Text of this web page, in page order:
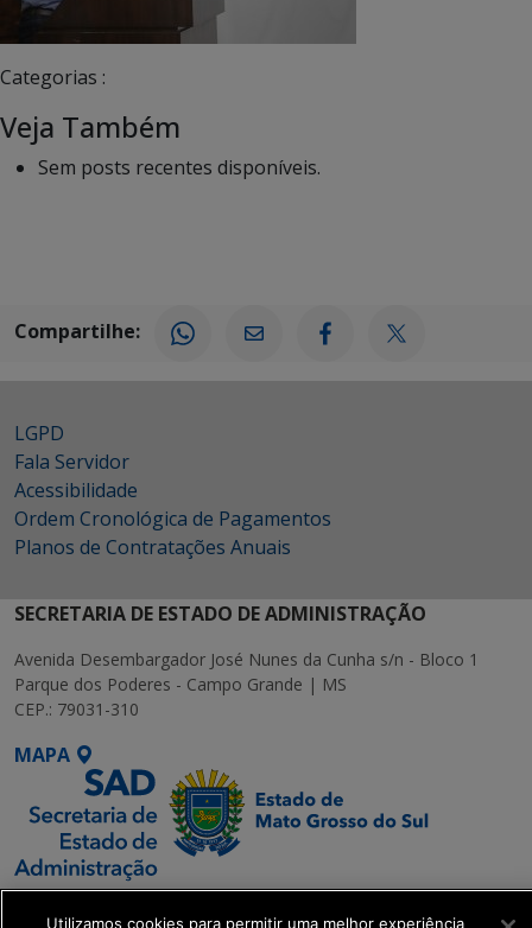
Categorias :
Veja Também
Sem posts recentes disponíveis.
Compartilhe:
LGPD
Fala Servidor
Acessibilidade
Ordem Cronológica de Pagamentos
Planos de Contratações Anuais
SECRETARIA DE ESTADO DE ADMINISTRAÇÃO
Avenida Desembargador José Nunes da Cunha s/n - Bloco 1
Parque dos Poderes - Campo Grande | MS
CEP.: 79031-310
MAPA
Utilizamos cookies para permitir uma melhor experiência